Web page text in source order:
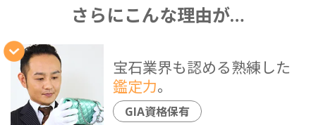
さらにこんな理由が…
宝石業界も認める熟練した
鑑定力。
GIA資格保有